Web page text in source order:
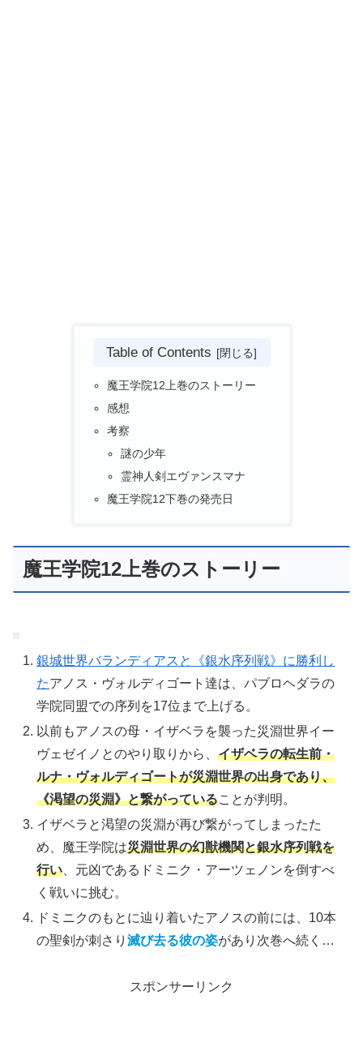
Table of Contents
魔王学院12上巻のストーリー
感想
考察
謎の少年
霊神人剣エヴァンスマナ
魔王学院12下巻の発売日
魔王学院12上巻のストーリー
銀城世界バランディアスと《銀水序列戦》に勝利し
たアノス・ヴォルディゴート達は、パブロヘダラの
学院同盟での序列を17位まで上げる。
以前もアノスの母・イザベラを襲った災淵世界イー
ヴェゼイノとのやり取りから、イザベラの転生前・
ルナ・ヴォルディゴートが災淵世界の出身であり、
《渇望の災淵》と繋がっていることが判明。
イザベラと渇望の災淵が再び繋がってしまったた
め、魔王学院は災淵世界の幻獣機関と銀水序列戦を
行い 、元凶であるドミニク・アーツェノンを倒すべ
く戦いに挑む。
ドミニクのもとに辿り着いたアノスの前には、10本
の聖剣が刺さり滅び去る彼の姿があり次巻へ続く…
スポンサーリンク